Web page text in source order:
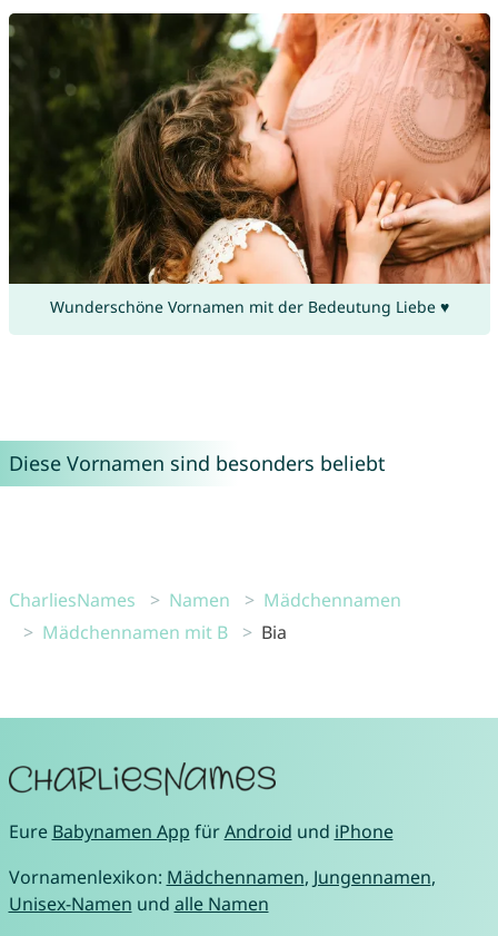
Wunderschöne Vornamen mit der Bedeutung Liebe ♥
Diese Vornamen sind besonders beliebt
CharliesNames Namen
Mädchennamen
Mädchennamen mit B
Bia
Eure Babynamen App fürAndroid und iPhone
Vornamenlexikon: Mädchennamen, Jungennamen,
Unisex-Namen und alle Namen